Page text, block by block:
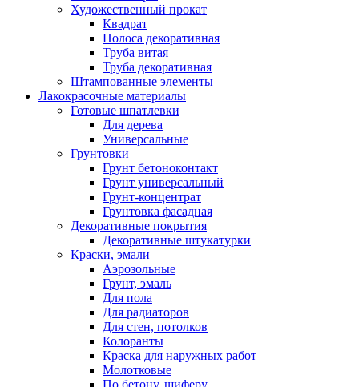
Художественный прокат
Квадрат
Полоса декоративная
Труба витая
Труба декоративная
Штампованные элементы
Лакокрасочные материалы
Готовые шпатлевки
Для дерева
Универсальные
Грунтовки
Грунт бетоноконтакт
Грунт универсальный
Грунт-концентрат
Грунтовка фасадная
Декоративные покрытия
Декоративные штукатурки
Краски, эмали
Аэрозольные
Грунт, эмаль
Для пола
Для радиаторов
Для стен, потолков
Колоранты
Краска для наружных работ
Молотковые
По бетону, шиферу